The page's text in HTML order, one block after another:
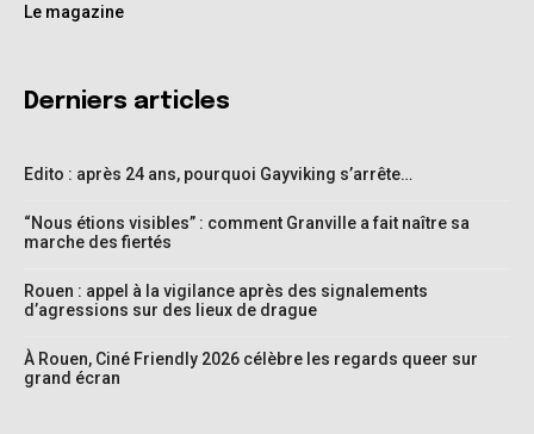
Le magazine
Derniers articles
Edito : après 24 ans, pourquoi Gayviking s’arrête…
“Nous étions visibles” : comment Granville a fait naître sa
marche des fiertés
Rouen : appel à la vigilance après des signalements
d’agressions sur des lieux de drague
À Rouen, Ciné Friendly 2026 célèbre les regards queer sur
grand écran